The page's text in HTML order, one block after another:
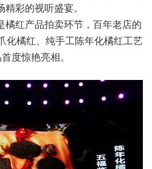
彩的视听盛宴。
橘红产品拍卖环节，百年老店的
化橘红、纯手工陈年化橘红工艺
度惊艳亮相。